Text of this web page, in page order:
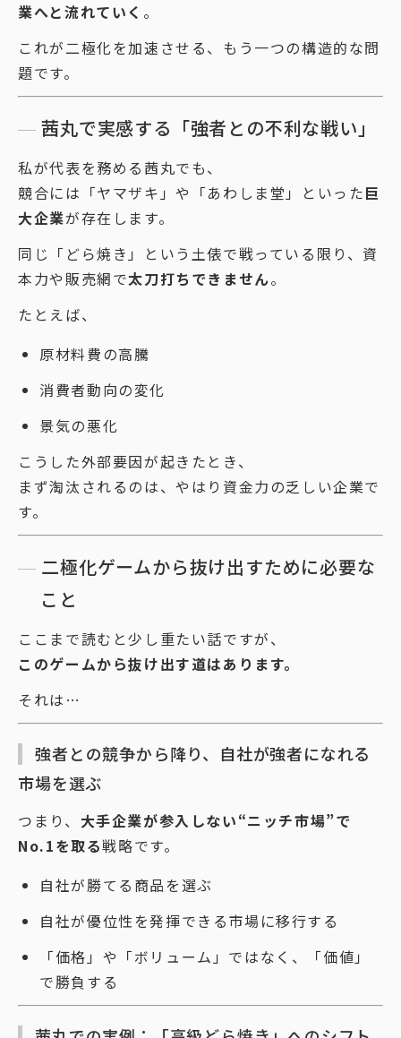
業へと流れていく 。
これが二極化を加速させる、もう一つの構造的な問
題です。
茜丸で実感する「強者との不利な戦い」
私が代表を務める茜丸でも、
競合には「ヤマザキ」や「あわしま堂」といった巨
大企業が存在します。
同じ「どら焼き」という土俵で戦っている限り、資
本力や販売網で太刀打ちできません。
たとえば、
原材料費の高騰
消費者動向の変化
景気の悪化
こうした外部要因が起きたとき、
まず淘汰されるのは、やはり資金力の乏しい企業で
す。
二極化ゲームから抜け出すために必要な
こと
ここまで読むと少し重たい話ですが、
このゲームから抜け出す道はあります。
それは…
強者との競争から降り、自社が強者になれる
市場を選ぶ
つまり、 大手企業が参入しない“ニッチ市場”で
No.1を取る戦略です。
自社が勝てる商品を選ぶ
自社が優位性を発揮できる市場に移行する
「価格」や「ボリューム」ではなく、「価値」
で勝負する